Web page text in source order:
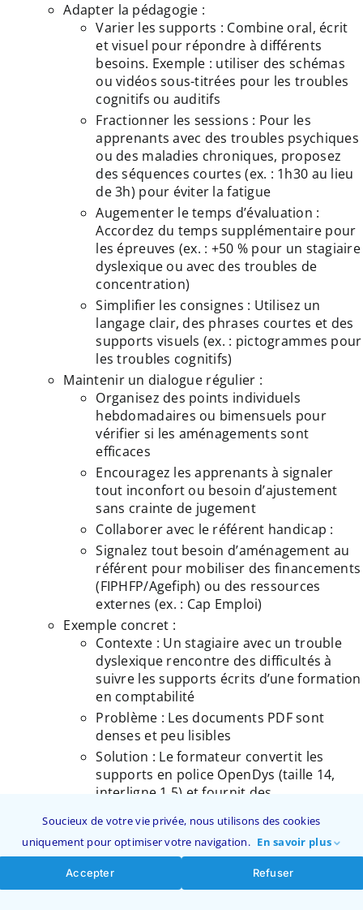
Adapter la pédagogie :
Varier les supports : Combine oral, écrit
et visuel pour répondre à différents
besoins. Exemple : utiliser des schémas
ou vidéos sous-titrées pour les troubles
cognitifs ou auditifs
Fractionner les sessions : Pour les
apprenants avec des troubles psychiques
ou des maladies chroniques, proposez
des séquences courtes (ex. : 1h30 au lieu
de 3h) pour éviter la fatigue
Augementer le temps d’évaluation :
Accordez du temps supplémentaire pour
les épreuves (ex. : +50 % pour un stagiaire
dyslexique ou avec des troubles de
concentration)
Simplifier les consignes : Utilisez un
langage clair, des phrases courtes et des
supports visuels (ex. : pictogrammes pour
les troubles cognitifs)
Maintenir un dialogue régulier :
Organisez des points individuels
hebdomadaires ou bimensuels pour
vérifier si les aménagements sont
efficaces
Encouragez les apprenants à signaler
tout inconfort ou besoin d’ajustement
sans crainte de jugement
Collaborer avec le référent handicap :
Signalez tout besoin d’aménagement au
référent pour mobiliser des financements
(FIPHFP/Agefiph) ou des ressources
externes (ex. : Cap Emploi)
Exemple concret :
Contexte : Un stagiaire avec un trouble
dyslexique rencontre des difficultés à
suivre les supports écrits d’une formation
en comptabilité
Problème : Les documents PDF sont
denses et peu lisibles
Solution : Le formateur convertit les
supports en police OpenDys (taille 14,
interligne 1,5) et fournit des
temps supplémentaire de 30 % est
accordé pour les évaluations. Résultat : Le
stagiaire valide ses compétences avec
une meilleure compréhension
Soucieux de votre vie privée, nous utilisons des cookies
uniquement pour optimiser votre navigation. En savoir plus
Accepter Refuser